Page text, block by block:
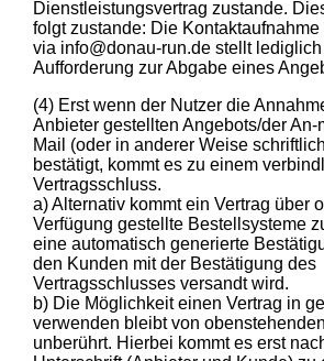
Dienstleistungsvertrag zustande.
folgt zustande: Die
via info@donau-run.de stellt
Aufforderung zur Abgabe eines
(4) Erst wenn der Nutzer die
Anbieter gestellten Angebots/der An-
Mail (oder in anderer Weise
bestätigt, kommt es zu einem
Vertragsschluss.
a) Alternativ kommt ein Vertrag über
Verfügung gestellte Bestellsysteme
eine automatisch generierte
den Kunden mit der Bestätigung des
Vertragsschlusses versandt wird.
b) Die Möglichkeit einen Vertrag in
verwenden bleibt von
unberührt. Hierbei kommt es erst